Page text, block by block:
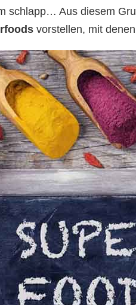
schlapp… Aus diesem
vorstellen, mit